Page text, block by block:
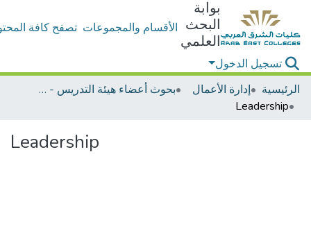
بوابة
البحث
العلمي
الأقسام والمجموعات تصفح كافة
تسجيل الدخول
الرئيسية
إدارة الأعمال
بحوث أعضاء هيئة التدريس - إدارة الأعمال
Leadership
Leadership